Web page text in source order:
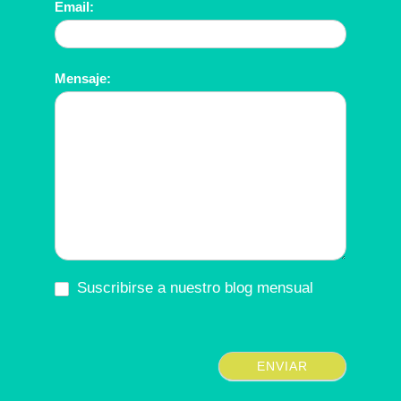
Email:
Mensaje:
Suscribirse a nuestro blog mensual
ENVIAR